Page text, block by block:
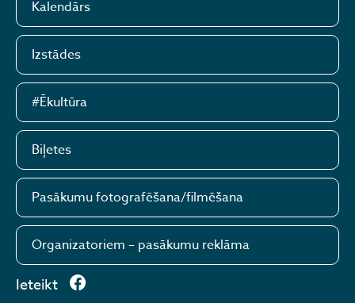
Kalendārs
Izstādes
#Ēkultūra
Biļetes
Pasākumu fotografēšana/filmēšana
Organizatoriem – pasākumu reklāma
Ieteikt